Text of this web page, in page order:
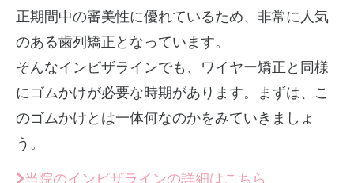
正期間中の審美性に優れているため、非常に人気
のある歯列矯正となっています。
そんなインビザラインでも、ワイヤー矯正と同様
にゴムかけが必要な時期があります。まずは、こ
のゴムかけとは一体何なのかをみていきましょ
う。
当院のインビザラインの詳細はこちら